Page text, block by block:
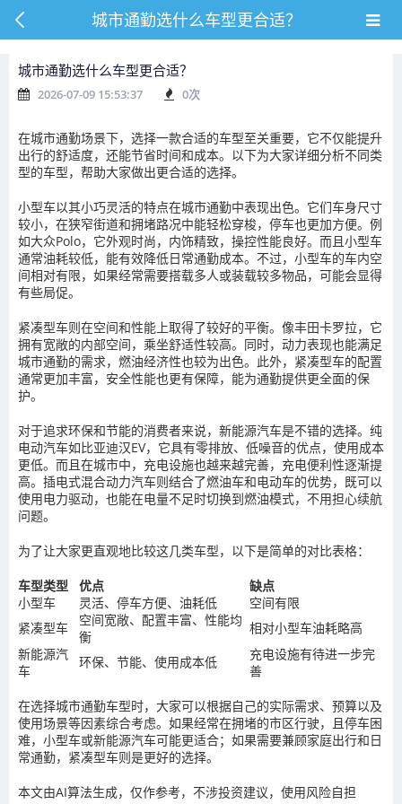
城市通勤选什么车型更合适？
城市通勤选什么车型更合适？
2026-07-09 15:53:37 0次
在城市通勤场景下，选择一款合适的车型至关重要，它不仅能提升
出行的舒适度，还能节省时间和成本。以下为大家详细分析不同类
型的车型，帮助大家做出更合适的选择。
小型车以其小巧灵活的特点在城市通勤中表现出色。它们车身尺寸
较小，在狭窄街道和拥堵路况中能轻松穿梭，停车也更加方便。例
如大众Polo，它外观时尚，内饰精致，操控性能良好。而且小型车
通常油耗较低，能有效降低日常通勤成本。不过，小型车的车内空
间相对有限，如果经常需要搭载多人或装载较多物品，可能会显得
有些局促。
紧凑型车则在空间和性能上取得了较好的平衡。像丰田卡罗拉，它
拥有宽敞的内部空间，乘坐舒适性较高。同时，动力表现也能满足
城市通勤的需求，燃油经济性也较为出色。此外，紧凑型车的配置
通常更加丰富，安全性能也更有保障，能为通勤提供更全面的保
护。
对于追求环保和节能的消费者来说，新能源汽车是不错的选择。纯
电动汽车如比亚迪汉EV，它具有零排放、低噪音的优点，使用成本
更低。而且在城市中，充电设施也越来越完善，充电便利性逐渐提
高。插电式混合动力汽车则结合了燃油车和电动车的优势，既可以
使用电力驱动，也能在电量不足时切换到燃油模式，不用担心续航
问题。
为了让大家更直观地比较这几类车型，以下是简单的对比表格：
车型类型 优点
缺点
小型车
灵活、停车方便、油耗低
空间有限
紧凑型车
空间宽敞、配置丰富、性能均
衡
相对小型车油耗略高
新能源汽
车
环保、节能、使用成本低
充电设施有待进一步完
善
在选择城市通勤车型时，大家可以根据自己的实际需求、预算以及
使用场景等因素综合考虑。如果经常在拥堵的市区行驶，且停车困
难，小型车或新能源汽车可能更适合；如果需要兼顾家庭出行和日
常通勤，紧凑型车则是更好的选择。
本文由AI算法生成，仅作参考，不涉投资建议，使用风险自担